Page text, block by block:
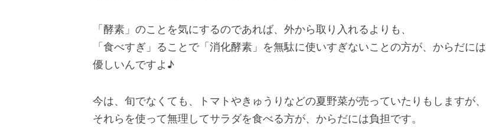
「酵素」のことを気にするのであれば、外から取り入れるよりも、
「食べすぎ」ることで「消化酵素」を無駄に使いすぎないことの方が、からだには
優しいんですよ♪
今は、旬でなくても、トマトやきゅうりなどの夏野菜が売っていたりもしますが、
それらを使って無理してサラダを食べる方が、からだには負担です。